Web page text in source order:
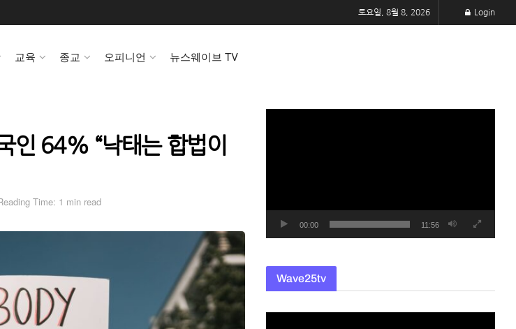
토요일, 8월 8, 2026 Login
교육 종교 오피니언 뉴스웨이브 TV
인 64% “낙태는 합법이
Time: 1 min read
00:00 11:56
Wave25tv